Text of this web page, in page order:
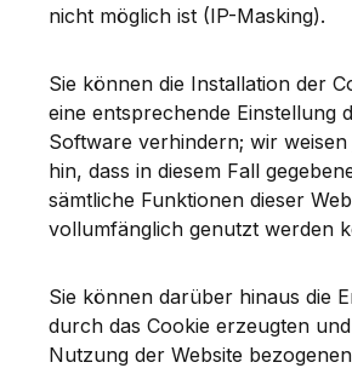
nicht möglich ist (IP-Masking).
Sie können die Installation der
eine entsprechende Einstellung
Software verhindern; wir
hin, dass in diesem Fall
sämtliche Funktionen dieser
vollumfänglich genutzt werden
Sie können darüber hinaus die
durch das Cookie erzeugten
Nutzung der Website